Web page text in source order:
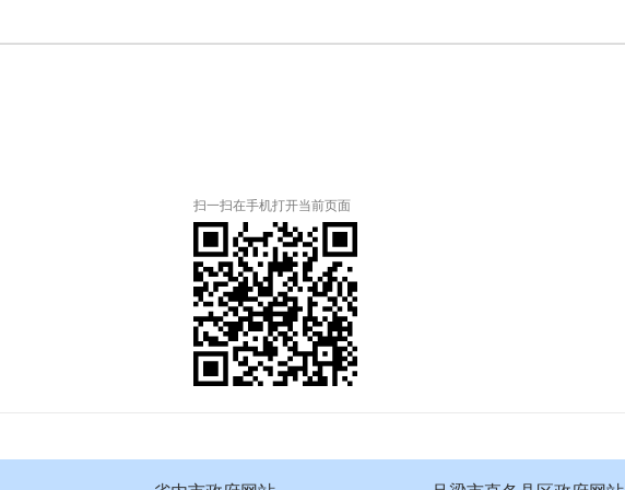
扫一扫在手机打开当前页面